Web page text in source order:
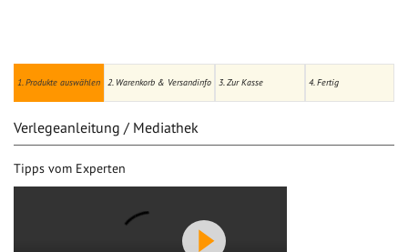
1. Produkte auswählen 2. Warenkorb & Versandinfo 3. Zur Kasse 4. Fertig
Verlegeanleitung / Mediathek
Tipps vom Experten